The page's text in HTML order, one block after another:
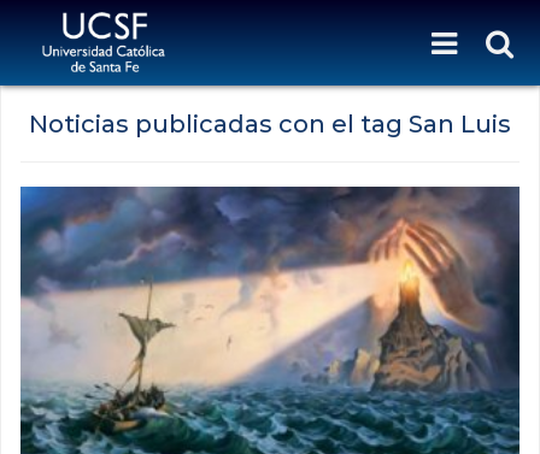
Noticias publicadas con el tag San Luis